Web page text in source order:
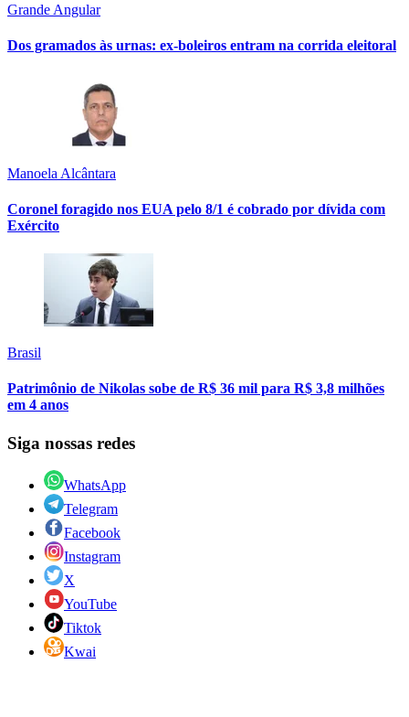
Grande Angular
Dos gramados às urnas: ex-boleiros entram na corrida eleitoral
Manoela Alcântara
Coronel foragido nos EUA pelo 8/1 é cobrado por dívida com
Exército
Brasil
Patrimônio de Nikolas sobe de R$ 36 mil para R$ 3,8 milhões
em 4 anos
Siga nossas redes
WhatsApp
Telegram
Facebook
Instagram
X
YouTube
Tiktok
Kwai